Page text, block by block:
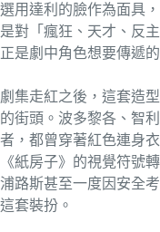
選用達利的臉作為面具
是對「瘋狂、天才、反
正是劇中角色想要傳遞的
劇集走紅之後，這套造
的街頭。波多黎各、智
者，都曾穿著紅色連身
《紙房子》的視覺符號
浦路斯甚至一度因安全
這套裝扮。